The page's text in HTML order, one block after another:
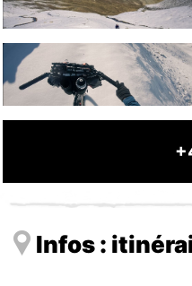
Infos :